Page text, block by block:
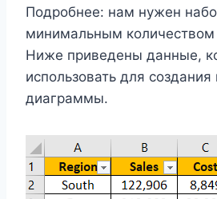
Подробнее: нам нужен
минимальным
Ниже приведены данные,
использовать для создания
диаграммы.